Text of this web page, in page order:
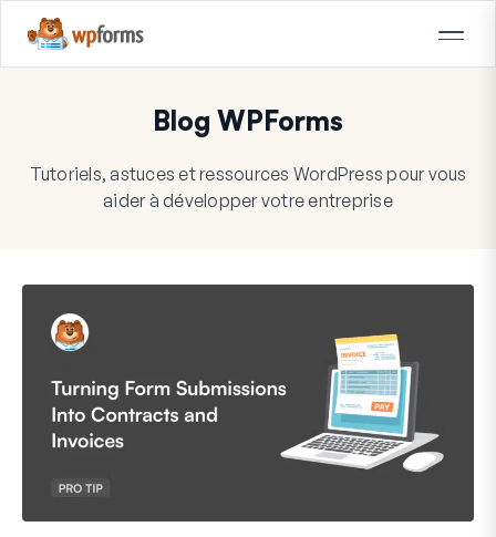
Blog WPForms
Tutoriels, astuces et ressources WordPress pour vous
aider à développer votre entreprise